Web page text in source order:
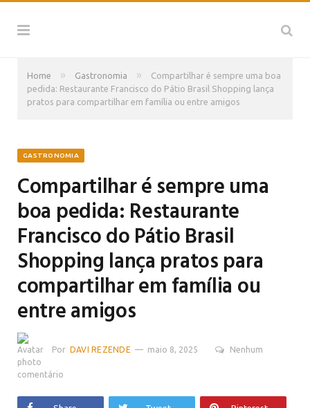
Home » Gastronomia »
Compartilhar é sempre uma boa
pedida: Restaurante Francisco do Pátio Brasil Shopping lança
pratos para compartilhar em família ou entre amigos
GASTRONOMIA
Compartilhar é sempre uma
boa pedida: Restaurante
Francisco do Pátio Brasil
Shopping lança pratos para
compartilhar em família ou
entre amigos
Por DAVI REZENDE maio 8, 2025 Nenhum
comentário